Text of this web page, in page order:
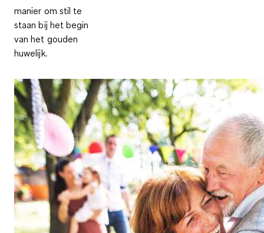
manier om stil te
staan bij het begin
van het gouden
huwelijk.